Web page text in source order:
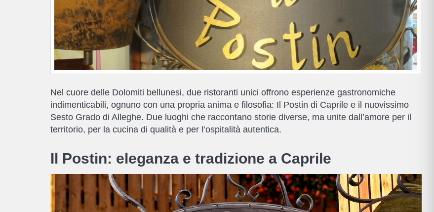
Nel cuore delle Dolomiti bellunesi, due ristoranti unici offrono esperienze gastronomiche
indimenticabili, ognuno con una propria anima e filosofia: Il Postin di Caprile e il nuovissimo
Sesto Grado di Alleghe. Due luoghi che raccontano storie diverse, ma unite dall’amore per il
territorio, per la cucina di qualità e per l’ospitalità autentica.
Il Postin: eleganza e tradizione a Caprile